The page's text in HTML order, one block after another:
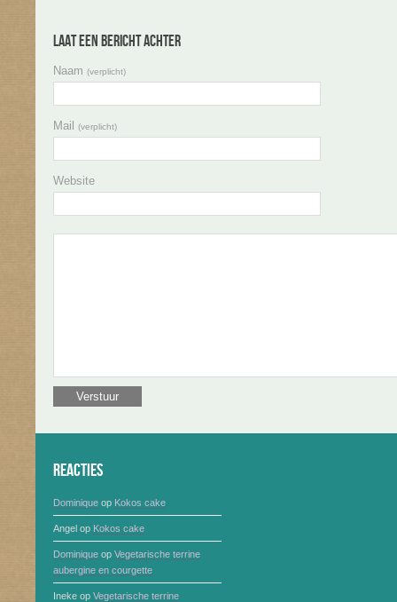
Laat een bericht achter
Naam (verplicht)
Mail (verplicht)
Website
Reacties
Dominique op Kokos cake
Angel op Kokos cake
Dominique op Vegetarische terrine
aubergine en courgette
Ineke op Vegetarische terrine